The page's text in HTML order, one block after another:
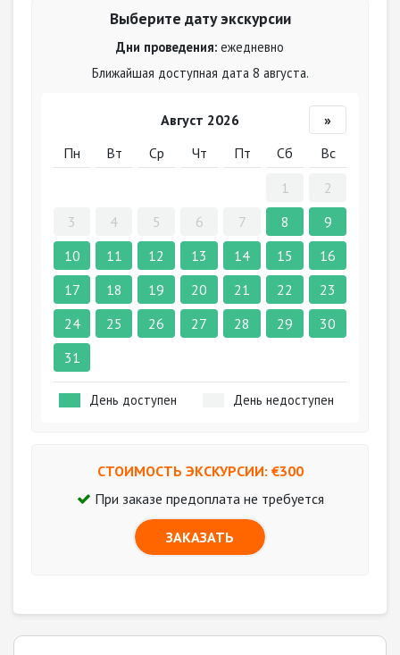
Выберите дату экскурсии
Дни проведения: ежедневно
Ближайшая доступная дата 8 августа.
Август 2026
»
Пн
Вт Ср Чт Пт Сб
Вс
1
2
3
4 5 6 7 8
9
10
11 12 13 14 15
16
17
18 19 20 21 22
23
24
25 26 27 28 29
30
31
День доступен День недоступен
СТОИМОСТЬ ЭКСКУРСИИ: €300
При заказе предоплата не требуется
ЗАКАЗАТЬ